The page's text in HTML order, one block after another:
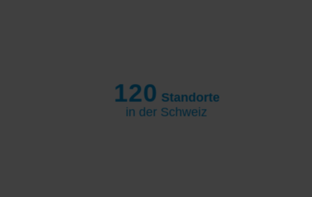
120 Standorte
in der Schweiz